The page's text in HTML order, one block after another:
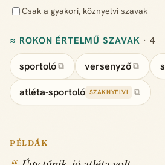
Csak a gyakori, köznyelvi szavak
≈ ROKON ÉRTELMŰ SZAVAK · 4
sportoló ⧉ versenyző ⧉
atléta-sportoló SZAKNYELVI ⧉
PÉLDÁK